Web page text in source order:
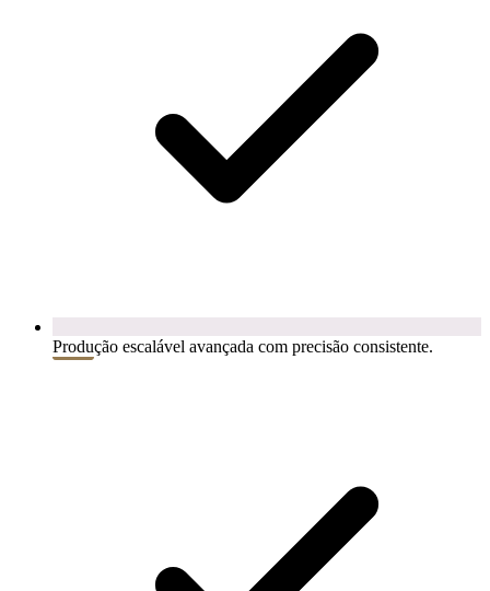
Produção escalável avançada com precisão consistente.